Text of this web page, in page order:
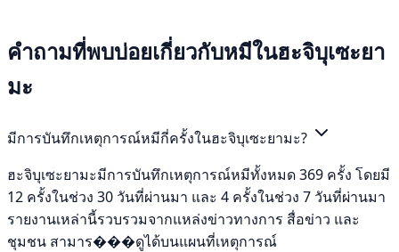
คำถามที่พบบ่อยเกี่ยวกับหมีในฮะจิบุเซะยา
มะ
มีการบันทึกเหตุการณ์หมีกี่ครั้งในฮะจิบุเซะยามะ?
ฮะจิบุเซะยามะมีการบันทึกเหตุการณ์หมีทั้งหมด 369 ครั้ง โดยมี
12 ครั้งในช่วง 30 วันที่ผ่านมา และ 4 ครั้งในช่วง 7 วันที่ผ่านมา
รายงานเหล่านี้รวบรวมจากแหล่งข่าวทางการ สื่อข่าว และ
ชุมชน สามาร���ดูได้บนแผนที่เหตุการณ์